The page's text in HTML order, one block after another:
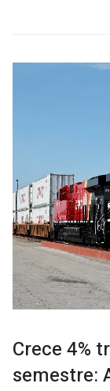
Crece 4%
semestre: